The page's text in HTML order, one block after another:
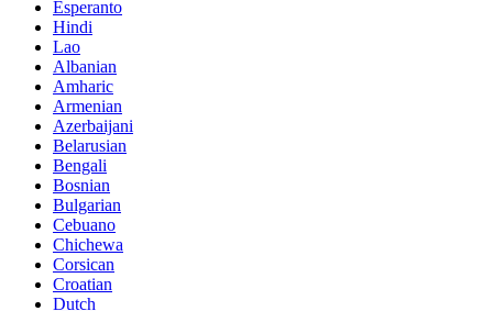
Esperanto
Hindi
Lao
Albanian
Amharic
Armenian
Azerbaijani
Belarusian
Bengali
Bosnian
Bulgarian
Cebuano
Chichewa
Corsican
Croatian
Dutch